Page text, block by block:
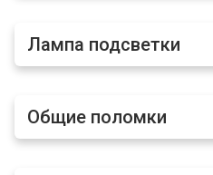
Лампа подсветки
Общие поломки